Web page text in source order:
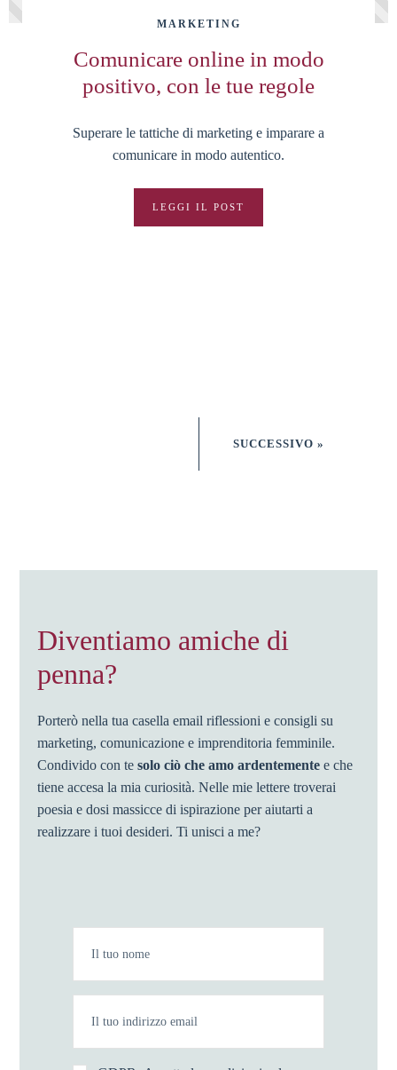
MARKETING
Comunicare online in modo
positivo, con le tue regole
Superare le tattiche di marketing e imparare a
comunicare in modo autentico.
LEGGI IL POST
SUCCESSIVO »
Diventiamo amiche di
penna?
Porterò nella tua casella email riflessioni e consigli su
marketing, comunicazione e imprenditoria femminile.
Condivido con te solo ciò che amo ardentemente e che
tiene accesa la mia curiosità. Nelle mie lettere troverai
poesia e dosi massicce di ispirazione per aiutarti a
realizzare i tuoi desideri. Ti unisci a me?